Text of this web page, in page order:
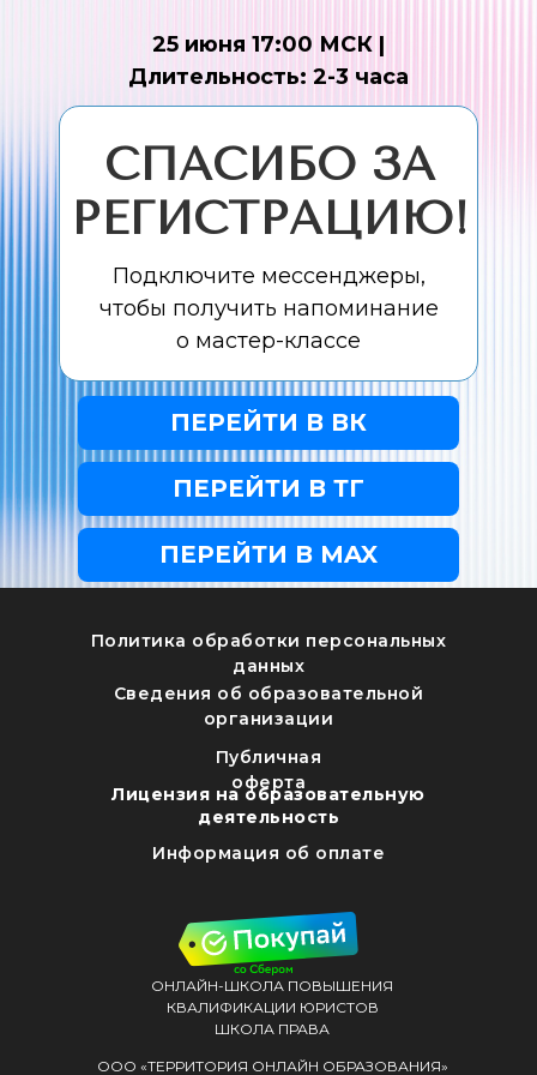
СПАСИБО ЗА
РЕГИСТРАЦИЮ!
Подключите мессенджеры,
чтобы получить напоминание
о мастер-классе
25 июня 17:00 МСК |
Длительность: 2-3 часа
ПЕРЕЙТИ В ВК
ПЕРЕЙТИ В MAX
ПЕРЕЙТИ В ТГ
Политика обработки персональных
данных
Публичная
оферта
ООО «ТЕРРИТОРИЯ ОНЛАЙН ОБРАЗОВАНИЯ»
Лицензия на образовательную
деятельность
Сведения об образовательной
организации
Информация об оплате
ОНЛАЙН-ШКОЛА ПОВЫШЕНИЯ
КВАЛИФИКАЦИИ ЮРИСТОВ
ШКОЛА ПРАВА